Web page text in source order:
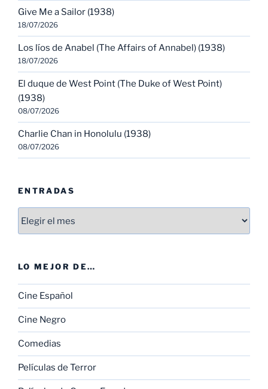
Give Me a Sailor (1938)
18/07/2026
Los líos de Anabel (The Affairs of Annabel) (1938)
18/07/2026
El duque de West Point (The Duke of West Point)
(1938)
08/07/2026
Charlie Chan in Honolulu (1938)
08/07/2026
ENTRADAS
LO MEJOR DE…
Cine Español
Cine Negro
Comedias
Películas de Terror